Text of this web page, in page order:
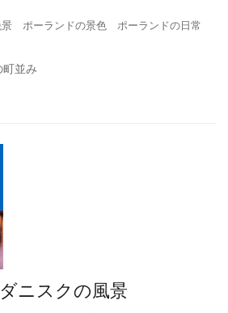
景 ポーランドの景色 ポーランドの日常
町並み
ニスクの風景